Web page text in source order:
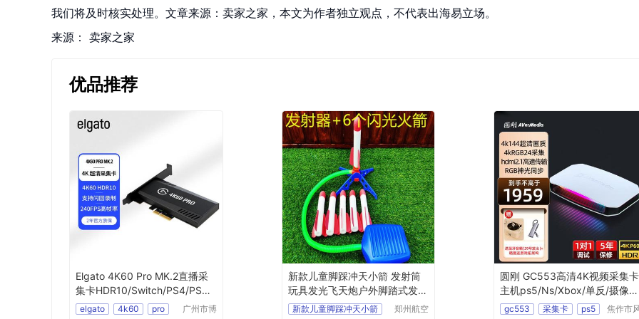
我们将及时核实处理。文章来源：卖家之家，本文为作者独立观点，不代表出海易立场。
来源： 卖家之家
优品推荐
Elgato 4K60 Pro MK.2直播采
集卡HDR10/Switch/PS4/PS5/
Xbox
elgato 4k60
pro
广州市博
新款儿童脚踩冲天小箭 发射筒
玩具发光飞天炮户外脚踏式发射
器新款儿童脚踩冲天小箭
郑州航空
圆刚 GC553高清4K视频采集卡
主机ps5/Ns/Xbox/单反/摄像
机/游戏直播录制设备 GC553G
gc553 采集卡
ps5
焦作市